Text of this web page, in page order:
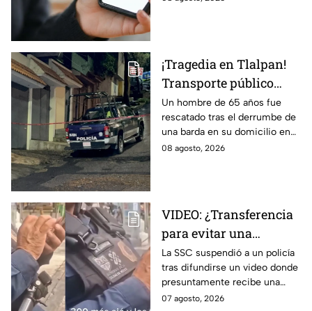
¡Tragedia en Tlalpan!
Transporte público
arrolla, mata a un
hombre y huye
Un hombre de 65 años fue
rescatado tras el derrumbe de
una barda en su domicilio en
Tlalpan, provocado por las
08 agosto, 2026
VIDEO: ¿Transferencia
para evitar una
sanción? SSC suspende
a policía y abre
investigación
La SSC suspendió a un policía
tras difundirse un video donde
presuntamente recibe una
transferencia para evitar una
07 agosto, 2026